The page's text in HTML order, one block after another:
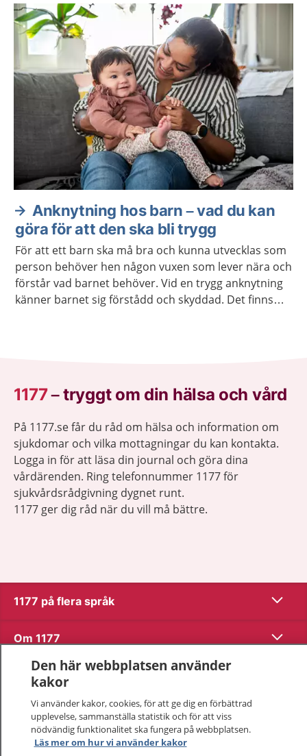
Anknytning hos barn – vad du kan
göra för att den ska bli trygg
För att ett barn ska må bra och kunna utvecklas som
person behöver hen någon vuxen som lever nära och
förstår vad barnet behöver. Vid en trygg anknytning
känner barnet sig förstådd och skyddad. Det finns
1177–tryggt om din hälsa och vård
På 1177.se får du råd om hälsa och information om
sjukdomar och vilka mottagningar du kan kontakta.
Logga in för att läsa din journal och göra dina
vårdärenden. Ring telefonnummer 1177 för
sjukvårdsrådgivning dygnet runt.
1177 ger dig råd när du vill må bättre.
1177 på flera språk Visa
Om 1177 Visa
Kontakt
Behandling av personuppgifter
Den här webbplatsen använder
kakor
Vi använder kakor, cookies, för att ge dig en förbättrad
upplevelse, sammanställa statistik och för att viss
nödvändig funktionalitet ska fungera på webbplatsen.
Läs mer om hur vi använder kakor